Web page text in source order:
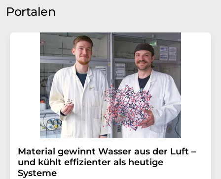
Portalen
Material gewinnt Wasser aus der Luft –
und kühlt effizienter als heutige
Systeme